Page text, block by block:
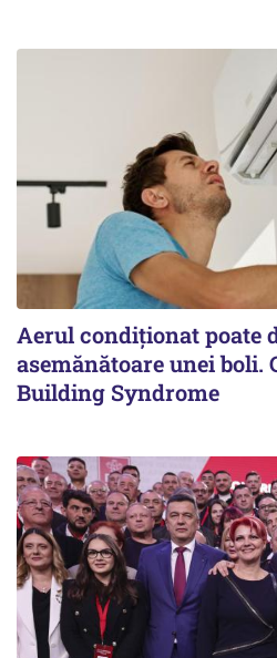
Aerul condiționat poate
asemănătoare unei boli.
Building Syndrome